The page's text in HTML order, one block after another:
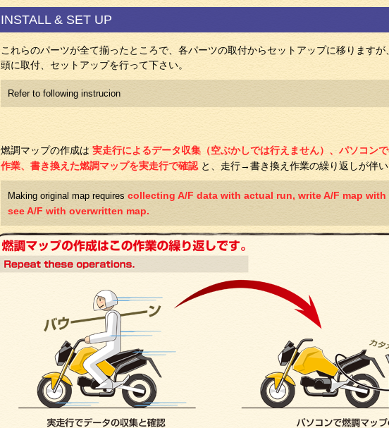
INSTALL & SET UP
これらのパーツが全て揃ったところで、各パーツの取付からセットアップに移ります
頭に取付、セットアップを行って下さい。
Refer to following instrucion
燃調マップの作成は 実走行によるデータ収集（空ぶかしでは行えません）、パソコン
作業、書き換えた燃調マップを実走行で確認 と、走行→書き換え作業の繰り返しが伴い
Making original map requires collecting A/F data with actual run, write A/F map with
see A/F with overwritten map.